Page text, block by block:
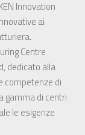
Innovation
ai
Centre
dedicato alla
competenze di
gamma di centri
le esigenze